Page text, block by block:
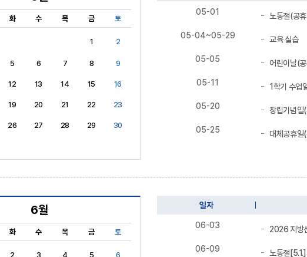
화 수 목 금 토
1 2
5 6 7 8 9
12 13 14 15 16
19 20 21 22 23
26 27 28 29 30
05-01 노동절(공
05-04~05-29 교육 실습
05-05 어린이날(
05-11 1학기 수업
05-20 창립기념일
05-25 대체공휴일
6월
화 수 목 금 토
2 3 4 5 6
일자
06-03 2026 지방
06-09 노동절